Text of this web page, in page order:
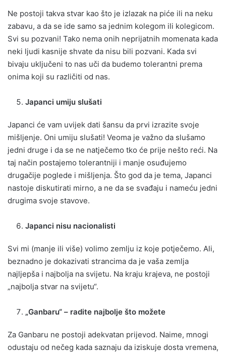
Ne postoji takva stvar kao što je izlazak na piće ili na neku
zabavu, a da se ide samo sa jednim kolegom ili kolegicom.
Svi su pozvani! Tako nema onih neprijatnih momenata kada
neki ljudi kasnije shvate da nisu bili pozvani. Kada svi
bivaju uključeni to nas uči da budemo tolerantni prema
onima koji su različiti od nas.
Japanci umiju slušati
Japanci će vam uvijek dati šansu da prvi izrazite svoje
mišljenje. Oni umiju slušati! Veoma je važno da slušamo
jedni druge i da se ne natječemo tko će prije nešto reći. Na
taj način postajemo tolerantniji i manje osuđujemo
drugačije poglede i mišljenja. Što god da je tema, Japanci
nastoje diskutirati mirno, a ne da se svađaju i nameću jedni
drugima svoje stavove.
Japanci nisu nacionalisti
Svi mi (manje ili više) volimo zemlju iz koje potječemo. Ali,
beznadno je dokazivati strancima da je vaša zemlja
najljepša i najbolja na svijetu. Na kraju krajeva, ne postoji
„najbolja stvar na svijetu“.
„Ganbaru“ – radite najbolje što možete
Za Ganbaru ne postoji adekvatan prijevod. Naime, mnogi
odustaju od nečeg kada saznaju da iziskuje dosta vremena,